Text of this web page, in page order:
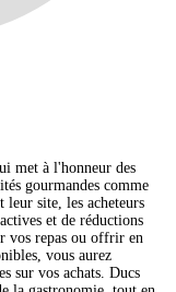
met à l'honneur des
gourmandes comme
site, les acheteurs
et de réductions
vos repas ou offrir en
vous aurez
sur vos achats. Ducs